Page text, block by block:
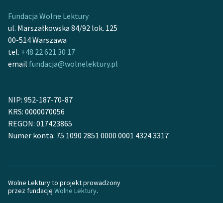
Wolnych Lektur
Logotypy
Materiały promocyjne
Dane fundacji i
sprawozdania finansowe
Informacja o treściach
Deklaracja dostępności
Fundacja Wolne Lektury
ul. Marszałkowska 84/92 lok. 125
00-514 Warszawa
tel. +48 22 621 30 17
email fundacja@wolnelektury.pl
NIP: 952-187-70-87
KRS: 0000070056
REGON: 017423865
Numer konta: 75 1090 2851 0000 0001 4324 3317
Wolne Lektury to projekt prowadzony
przez fundację Wolne Lektury.